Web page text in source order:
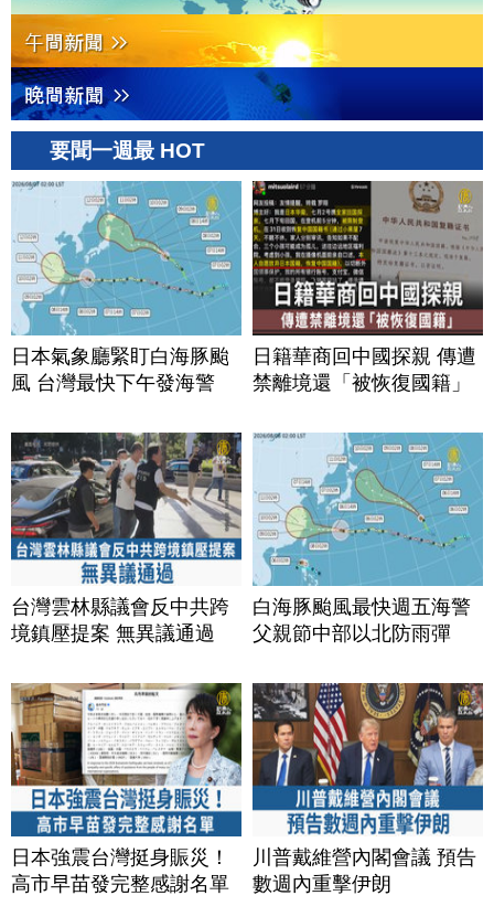
要聞一週最 HOT
日本氣象廳緊盯白海豚颱
風 台灣最快下午發海警
日籍華商回中國探親 傳遭
禁離境還「被恢復國籍」
台灣雲林縣議會反中共跨
境鎮壓提案 無異議通過
白海豚颱風最快週五海警
父親節中部以北防雨彈
日本強震台灣挺身賑災！
高市早苗發完整感謝名單
川普戴維營內閣會議 預告
數週內重擊伊朗